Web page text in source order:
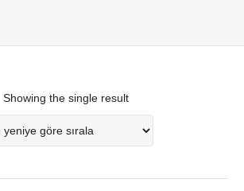
Showing the single result